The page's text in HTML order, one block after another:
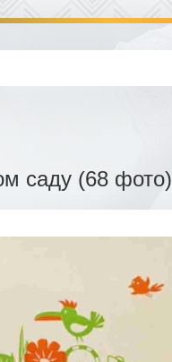
саду (68 фото)